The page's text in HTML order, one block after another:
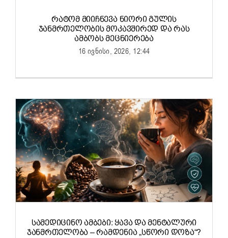
ᲠᲐᲢᲝᲛ ᲛᲘᲘᲩᲜᲔᲕᲐ ᲜᲘᲝᲠᲘ ᲒᲣᲚᲘᲡ
ᲯᲐᲜᲛᲠᲗᲔᲚᲝᲑᲘᲡ ᲛᲝᲙᲐᲕᲨᲘᲠᲔᲓ ᲓᲐ ᲠᲐᲡ
ᲐᲛᲑᲝᲑᲡ ᲛᲔᲪᲜᲘᲔᲠᲔᲑᲐ
16 ივნისი, 2026, 12:44
ᲡᲐᲛᲔᲓᲘᲪᲘᲜᲝ ᲐᲛᲑᲔᲑᲘ: ᲧᲐᲕᲐ ᲓᲐ ᲛᲔᲜᲢᲐᲚᲣᲠᲘ
ᲯᲐᲜᲛᲠᲗᲔᲚᲝᲑᲐ – ᲠᲐᲛᲓᲔᲜᲘᲐ „ᲡᲬᲝᲠᲘ ᲓᲝᲖᲐ“?